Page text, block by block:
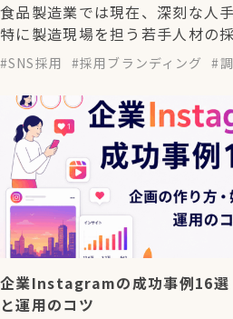
食品製造業では現在、深刻な人
特に製造現場を担う若手人材の採
SNS採用 採用ブランディング
企業Instagramの成功事例16選
と運用のコツ